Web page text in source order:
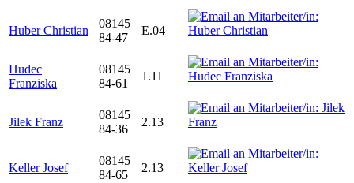
Huber Christian
08145
84-47
E.04
Hudec
Franziska
08145
84-61
1.11
Jilek Franz
08145
84-36
2.13
Keller Josef
08145
84-65
2.13